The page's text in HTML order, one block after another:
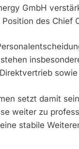
GmbH
des Chief
setzt damit
weiter zu
stabile